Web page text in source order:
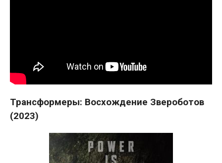
Трансформеры: Восхождение Звероботов
(2023)